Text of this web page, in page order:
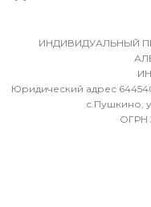
МИН. РАБОЧАЯ
ВОЗДУХА ДЛЯ
ИНДИВИДУАЛЬНЫЙ
Юридический адрес
с.Пушкино,
ОГРН